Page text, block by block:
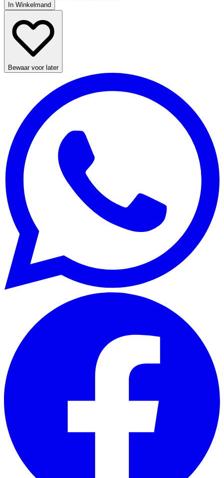
In Winkelmand
Bewaar voor later